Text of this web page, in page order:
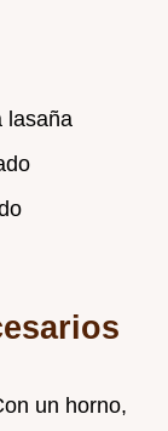
lasaña
un horno,